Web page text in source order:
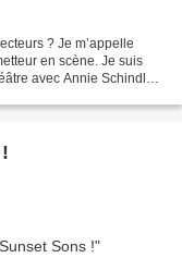
? Je m’appelle
en scène. Je suis
avec Annie Schindler.